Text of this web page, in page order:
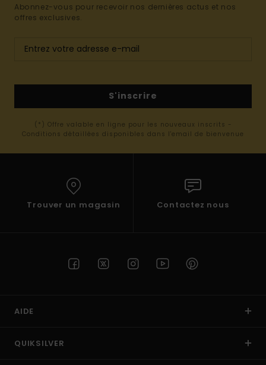
Abonnez-vous pour recevoir nos dernières actus et nos
offres exclusives.
S'inscrire
(*) Offre valable en ligne pour les nouveaux inscrits -
Conditions détaillées disponibles dans l'email de bienvenue
Trouver un magasin Contactez nous
AIDE
QUIKSILVER